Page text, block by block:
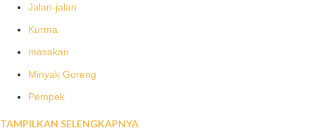
Anda akan menemukan ay...
Jalan-jalan
Kurma
masakan
Minyak Goreng
Pempek
resep masakan
TAMPILKAN SELENGKAPNYA